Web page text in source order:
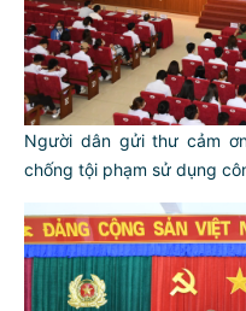
Người dân gửi thư cảm
chống tội phạm sử dụng